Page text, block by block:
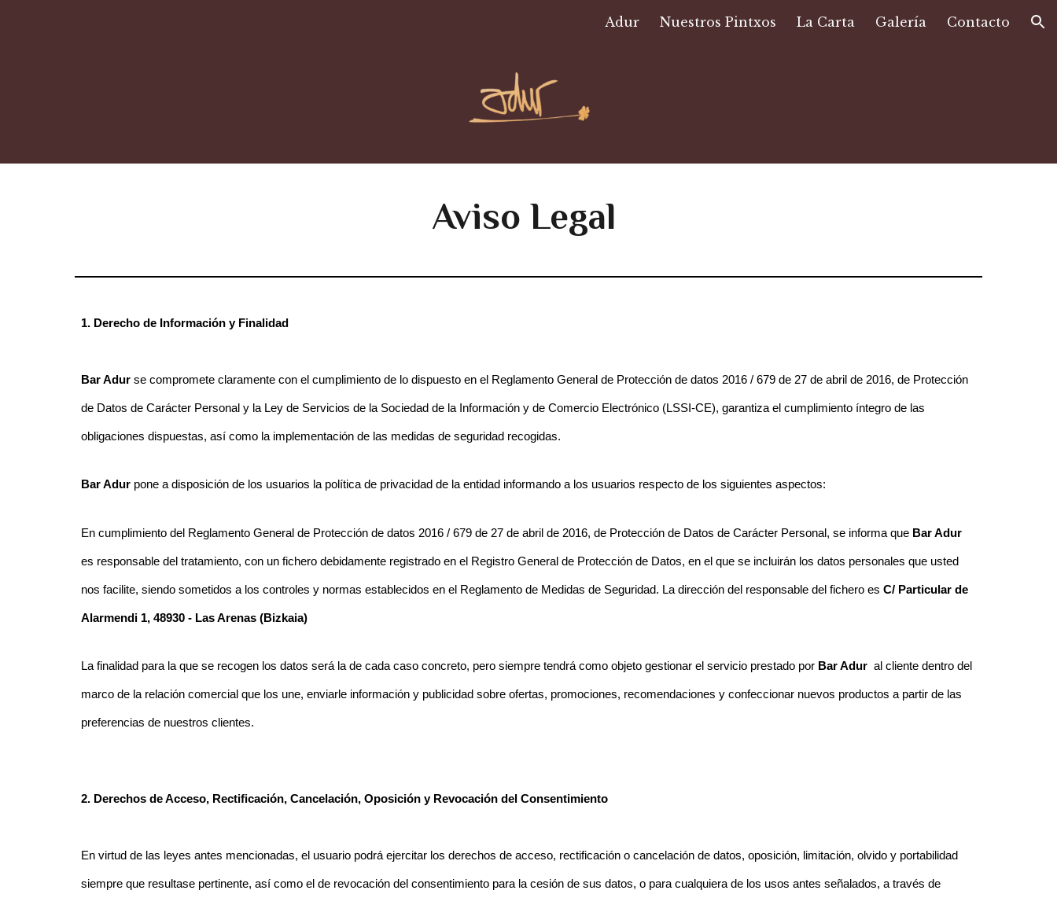
Skip to navigation
Adur Nuestros Pintxos La Carta Galería Contacto
Aviso Legal
1. Derecho de Información y Finalidad
Bar Adur se compromete claramente con el cumplimiento de lo dispuesto en el Reglamento General de Protección de datos 2016 / 679 de 27 de abril de 2016, de Protección
de Datos de Carácter Personal y la Ley de Servicios de la Sociedad de la Información y de Comercio Electrónico (LSSI-CE), garantiza el cumplimiento íntegro de las
obligaciones dispuestas, así como la implementación de las medidas de seguridad recogidas.
Bar Adurpone a disposición de los usuarios la política de privacidad de la entidad informando a los usuarios respecto de los siguientes aspectos:
En cumplimiento del Reglamento General de Protección de datos 2016 / 679 de 27 de abril de 2016, de Protección de Datos de Carácter Personal, se informa que Bar Adur
es responsable del tratamiento, con un fichero debidamente registrado en el Registro General de Protección de Datos, en el que se incluirán los datos personales que usted
nos facilite, siendo sometidos a los controles y normas establecidos en el Reglamento de Medidas de Seguridad. La dirección del responsable del fichero es C/ Particular de
Alarmendi 1, 48930 - Las Arenas (Bizkaia)
La finalidad para la que se recogen los datos será la de cada caso concreto, pero siempre tendrá como objeto gestionar el servicio prestado por Bar Adur al cliente dentro del
marco de la relación comercial que los une, enviarle información y publicidad sobre ofertas, promociones, recomendaciones y confeccionar nuevos productos a partir de las
preferencias de nuestros clientes.
2. Derechos de Acceso, Rectificación, Cancelación, Oposición y Revocación del Consentimiento
En virtud de las leyes antes mencionadas, el usuario podrá ejercitar los derechos de acceso, rectificación o cancelación de datos, oposición, limitación, olvido y portabilidad
siempre que resultase pertinente, así como el de revocación del consentimiento para la cesión de sus datos, o para cualquiera de los usos antes señalados, a través de